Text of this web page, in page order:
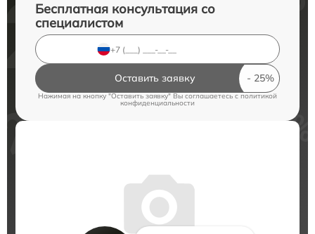
Бесплатная консультация со
специалистом
Оставить заявку
Нажимая на кнопку "Оставить заявку" Вы соглашаетесь c политикой
конфиденциальности